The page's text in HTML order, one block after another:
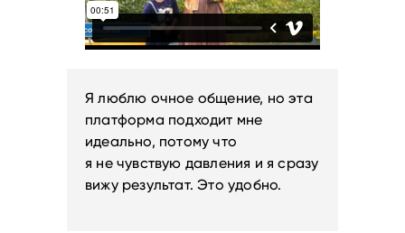
Я люблю очное общение, но эта
платформа подходит мне
идеально, потому что
я не чувствую давления и я сразу
вижу результат. Это удобно.